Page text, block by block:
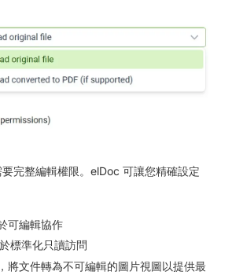
完整編輯權限。elDoc 可讓您精確設定
可編輯協作
標準化只讀訪問
將文件轉為不可編輯的圖片視圖以提供最